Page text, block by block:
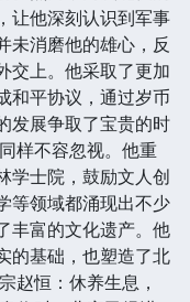
让他深刻认识到军事
未消磨他的雄心，反
交上。他采取了更加
和平协议，通过岁币
发展争取了宝贵的时
样不容忽视。他重
学士院，鼓励文人创
等领域都涌现出不少
丰富的文化遗产。他
的基础，也塑造了北
赵恒：休养生息，